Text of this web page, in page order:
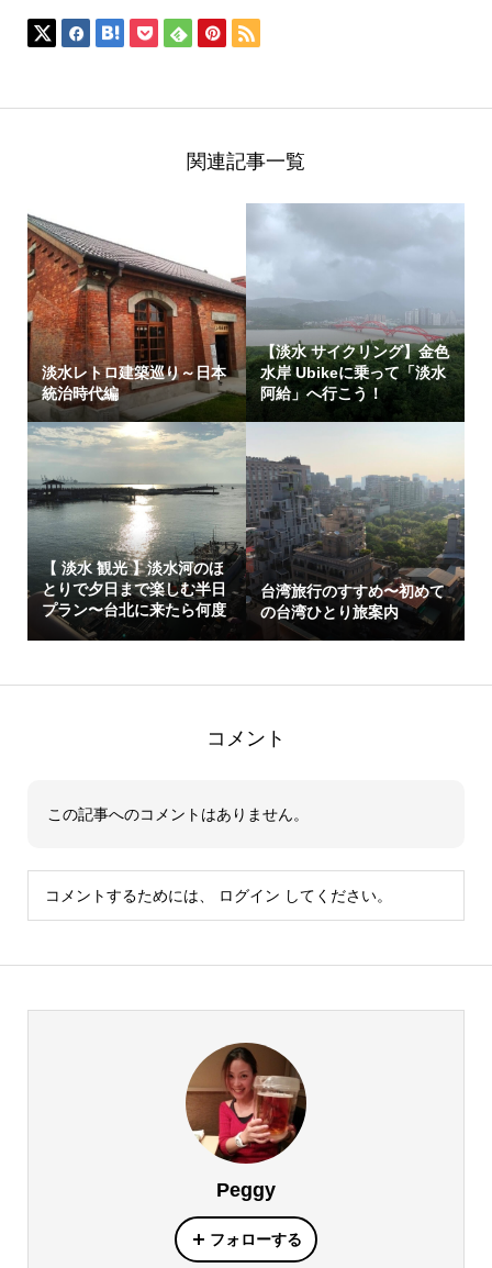
関連記事一覧
淡水レトロ建築巡り～日本
統治時代編
【淡水 サイクリング】金色
水岸 Ubikeに乗って「淡水
阿給」へ行こう！
【 淡水 観光 】淡水河のほ
とりで夕日まで楽しむ半日
プラン〜台北に来たら何度
でも...
台湾旅行のすすめ〜初めて
の台湾ひとり旅案内
コメント
この記事へのコメントはありません。
コメントするためには、 ログイン してください。
Peggy
フォローする